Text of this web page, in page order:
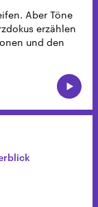
Aber Töne
erzählen
und den